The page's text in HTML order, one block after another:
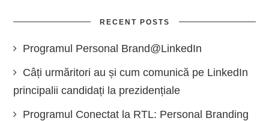
RECENT POSTS
Programul Personal Brand@LinkedIn
Câți urmăritori au și cum comunică pe LinkedIn
principalii candidați la prezidențiale
Programul Conectat la RTL: Personal Branding